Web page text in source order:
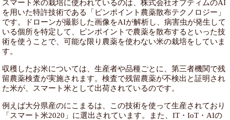
スマート米の栽培に使われているのは、株式会社オプティムのAI
を用いた特許技術である「ピンポイント農薬散布テクノロジー」
です。ドローンが撮影した画像をAIが解析し、病害虫が発生して
いる個所を特定して、ピンポイントで農薬を散布するといった技
術を使うことで、可能な限り農薬を使わない米の栽培をしていま
す。
収穫したお米については、生産者や品種ごとに、第三者機関で残
留農薬検査が実施されます。検査で残留農薬が不検出と証明され
た米が、スマート米として出荷されているのです。
例えば大分県産のにこまるは、この技術を使って生産されており
「スマート米2020」に選出されています。また、IT・IoT・AIの